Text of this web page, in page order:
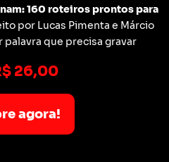
160 roteiros prontos para
por Lucas Pimenta e Márcio
palavra que precisa gravar
26,00
agora!